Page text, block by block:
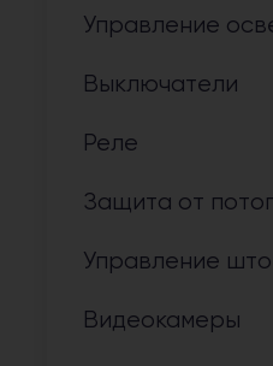
Управление
Выключатели
Реле
Защита от
Управление
Видеокамеры